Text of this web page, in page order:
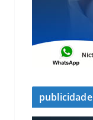
publicidade